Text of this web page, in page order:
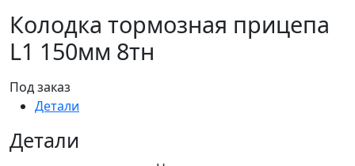
Колодка тормозная прицепа
L1 150мм 8тн
Под заказ
Детали
Детали